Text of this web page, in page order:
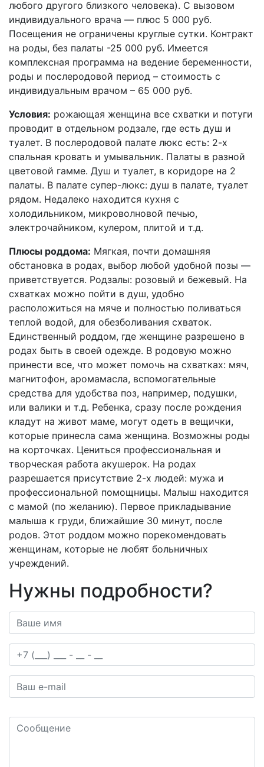
любого другого близкого человека). С вызовом
индивидуального врача — плюс 5 000 руб.
Посещения не ограничены круглые сутки. Контракт
на роды, без палаты -25 000 руб. Имеется
комплексная программа на ведение беременности,
роды и послеродовой период – стоимость с
индивидуальным врачом – 65 000 руб.
Условия: рожающая женщина все схватки и потуги
проводит в отдельном родзале, где есть душ и
туалет. В послеродовой палате люкс есть: 2-х
спальная кровать и умывальник. Палаты в разной
цветовой гамме. Душ и туалет, в коридоре на 2
палаты. В палате супер-люкс: душ в палате, туалет
рядом. Недалеко находится кухня с
холодильником, микроволновой печью,
электрочайником, кулером, плитой и т.д.
Плюсы роддома: Мягкая, почти домашняя
обстановка в родах, выбор любой удобной позы —
приветствуется. Родзалы: розовый и бежевый. На
схватках можно пойти в душ, удобно
расположиться на мяче и полностью поливаться
теплой водой, для обезболивания схваток.
Единственный роддом, где женщине разрешено в
родах быть в своей одежде. В родовую можно
принести все, что может помочь на схватках: мяч,
магнитофон, аромамасла, вспомогательные
средства для удобства поз, например, подушки,
или валики и т.д. Ребенка, сразу после рождения
кладут на живот маме, могут одеть в вещички,
которые принесла сама женщина. Возможны роды
на корточках. Цениться профессиональная и
творческая работа акушерок. На родах
разрешается присутствие 2-х людей: мужа и
профессиональной помощницы. Малыш находится
с мамой (по желанию). Первое прикладывание
малыша к груди, ближайшие 30 минут, после
родов. Этот роддом можно порекомендовать
женщинам, которые не любят больничных
учреждений.
Нужны подробности?